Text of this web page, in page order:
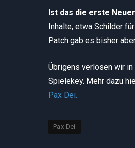
Ist das die erste
Inhalte, etwa Schilder
Patch gab es bisher
Übrigens verlosen wir
Spielekey. Mehr dazu
Pax Dei.
Pax Dei